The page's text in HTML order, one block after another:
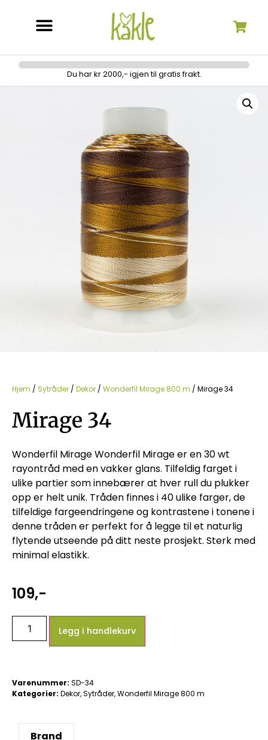
Du har kr 2000,- igjen til gratis frakt.
Hjem / Sytråder / Dekor / Wonderfil Mirage 800 m / Mirage 34
Mirage 34
Wonderfil Mirage Wonderfil Mirage er en 30 wt
rayontråd med en vakker glans. Tilfeldig farget i
ulike partier som innebærer at hver rull du plukker
opp er helt unik. Tråden finnes i 40 ulike farger, de
tilfeldige fargeendringene og kontrastene i tonene i
denne tråden er perfekt for å legge til et naturlig
flytende utseende på ditt neste prosjekt. Sterk med
minimal elastikk.
109,-
Legg i handlekurv
Varenummer: SD-34
Kategorier: Dekor,Sytråder,Wonderfil Mirage 800 m
Brand